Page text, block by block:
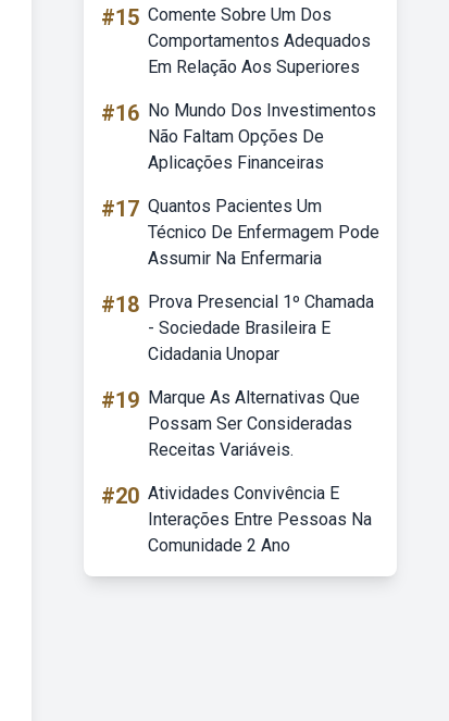
#15 Comente Sobre Um Dos
Comportamentos Adequados
Em Relação Aos Superiores
#16 No Mundo Dos Investimentos
Não Faltam Opções De
Aplicações Financeiras
#17 Quantos Pacientes Um
Técnico De Enfermagem Pode
Assumir Na Enfermaria
#18 Prova Presencial 1º Chamada
- Sociedade Brasileira E
Cidadania Unopar
#19 Marque As Alternativas Que
Possam Ser Consideradas
Receitas Variáveis.
#20 Atividades Convivência E
Interações Entre Pessoas Na
Comunidade 2 Ano